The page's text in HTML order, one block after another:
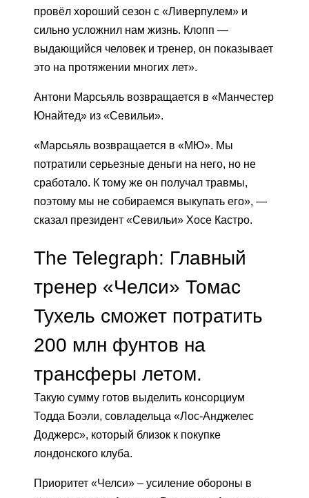
провёл хороший сезон с «Ливерпулем» и
сильно усложнил нам жизнь. Клопп —
выдающийся человек и тренер, он показывает
это на протяжении многих лет».
Антони Марсьяль возвращается в «Манчестер
Юнайтед» из «Севильи».
«Марсьяль возвращается в «МЮ». Мы
потратили серьезные деньги на него, но не
сработало. К тому же он получал травмы,
поэтому мы не собираемся выкупать его», —
сказал президент «Севильи» Хосе Кастро.
The Telegraph: Главный
тренер «Челси» Томас
Тухель сможет потратить
200 млн фунтов на
трансферы летом.
Такую сумму готов выделить консорциум
Тодда Боэли, совладельца «Лос-Анджелес
Доджерс», который близок к покупке
лондонского клуба.
Приоритет «Челси» – усиление обороны в